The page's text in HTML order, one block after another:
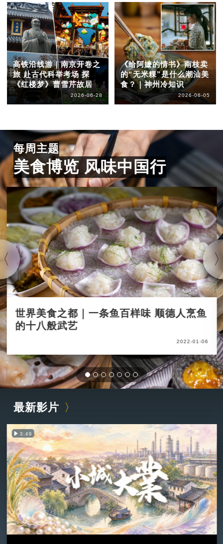
高铁沿线游｜南京开卷之
旅 赴古代科举考场 探
《红楼梦》曹雪芹故居
2026-06-28
《给阿嬷的情书》南枝卖
的“无米粿”是什么潮汕美
食？｜神州冷知识
2026-06-05
每周主题
美食博览 风味中国行
世界美食之都｜一条鱼百样味 顺德人烹鱼
的十八般武艺
2022-01-06
最新影片
3:49